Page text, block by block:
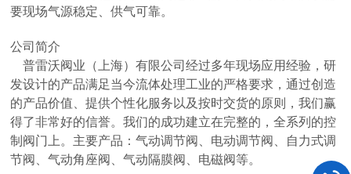
要现场气源稳定、供气可靠。
公司简介
普雷沃阀业（上海）有限公司经过多年现场应用经验，研
发设计的产品满足当今流体处理工业的严格要求，通过创造
的产品价值、提供个性化服务以及按时交货的原则，我们赢
得了非常好的信誉。我们的成功建立在完整的，全系列的控
制阀门上。主要产品：气动调节阀、电动调节阀、自力式调
节阀、气动角座阀、气动隔膜阀、电磁阀等。